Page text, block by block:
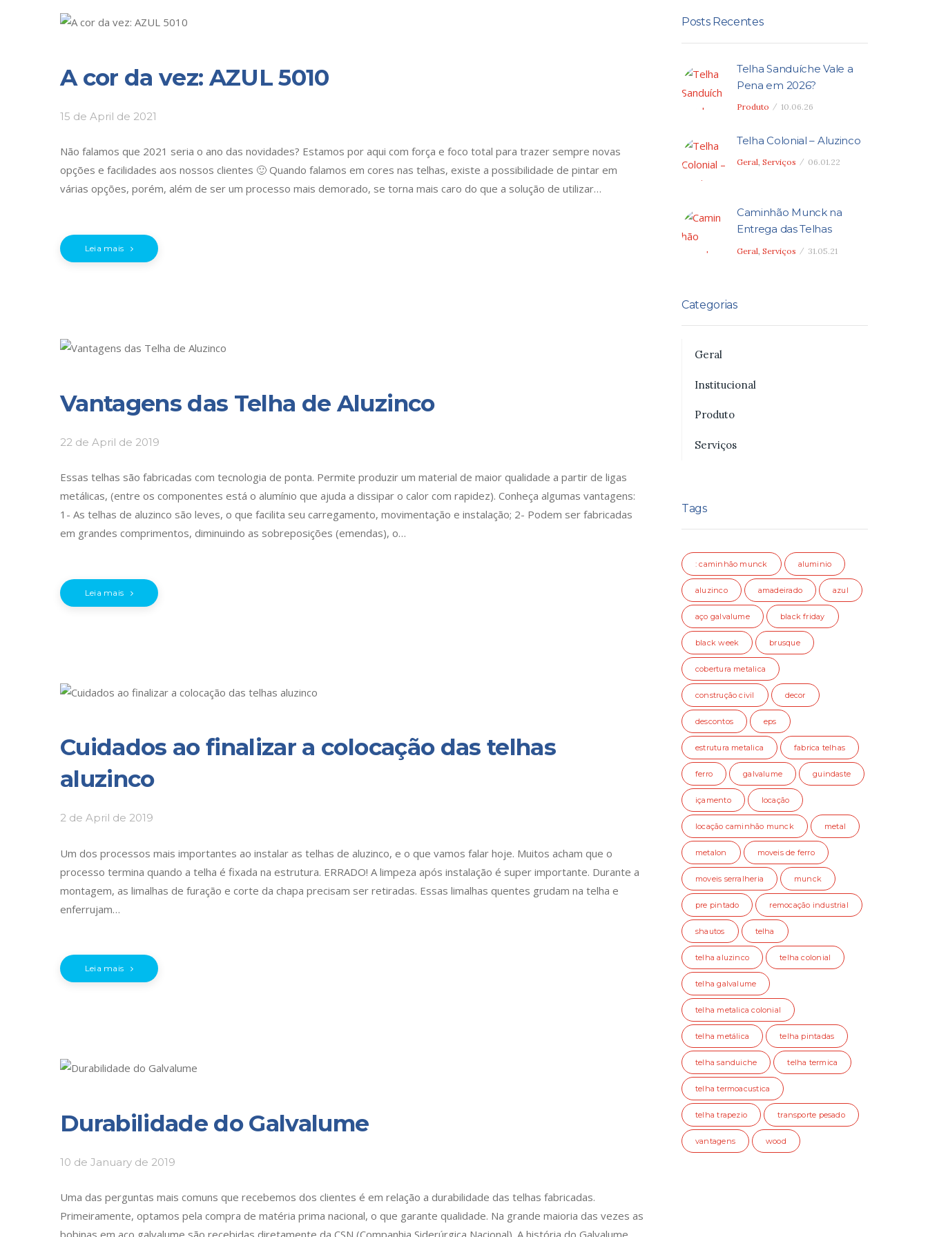
A cor da vez: AZUL 5010
15 de April de 2021
Não falamos que 2021 seria o ano das novidades? Estamos por aqui com força e foco total para trazer sempre novas
opções e facilidades aos nossos clientes 🙂 Quando falamos em cores nas telhas, existe a possibilidade de pintar em
várias opções, porém, além de ser um processo mais demorado, se torna mais caro do que a solução de utilizar…
Leia mais
Vantagens das Telha de Aluzinco
22 de April de 2019
Essas telhas são fabricadas com tecnologia de ponta. Permite produzir um material de maior qualidade a partir de ligas
metálicas, (entre os componentes está o alumínio que ajuda a dissipar o calor com rapidez). Conheça algumas vantagens:
1- As telhas de aluzinco são leves, o que facilita seu carregamento, movimentação e instalação; 2- Podem ser fabricadas
em grandes comprimentos, diminuindo as sobreposições (emendas), o…
Leia mais
Cuidados ao finalizar a colocação das telhas
aluzinco
2 de April de 2019
Um dos processos mais importantes ao instalar as telhas de aluzinco, e o que vamos falar hoje. Muitos acham que o
processo termina quando a telha é fixada na estrutura. ERRADO! A limpeza após instalação é super importante. Durante a
montagem, as limalhas de furação e corte da chapa precisam ser retiradas. Essas limalhas quentes grudam na telha e
enferrujam…
Leia mais
Durabilidade do Galvalume
10 de January de 2019
Uma das perguntas mais comuns que recebemos dos clientes é em relação a durabilidade das telhas fabricadas.
Primeiramente, optamos pela compra de matéria prima nacional, o que garante qualidade. Na grande maioria das vezes as
Posts Recentes
Telha Sanduíche Vale a
Pena em 2026?
Produto 10.06.26
Telha Colonial – Aluzinco
Geral, Serviços 06.01.22
Caminhão Munck na
Entrega das Telhas
Geral Serviços 31.05.21
Categorias
Geral
Institucional
Produto
Serviços
Tags
: caminhão munck aluminio
aluzinco amadeirado azul
aço galvalume black friday
black week brusque
cobertura metalica
construção civil decor
descontos eps
estrutura metalica fabrica telhas
ferro galvalume guindaste
içamento locação
locação caminhão munck metal
metalon moveis de ferro
moveis serralheria munck
pre pintado remocação industrial
shautos telha
telha aluzinco telha colonial
telha galvalume
telha metalica colonial
telha metálica telha pintadas
telha sanduiche telha termica
telha termoacustica
telha trapezio transporte pesado
vantagens wood